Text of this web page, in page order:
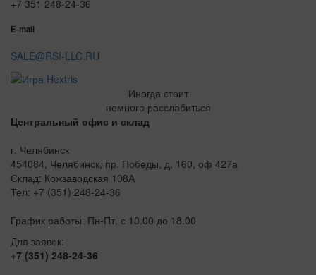
+7 351 248-24-36
E-mail
SALE@RSI-LLC.RU
Иногда стоит
немного расслабиться
Центральный офис и склад
г. Челябинск
454084, Челябинск, пр. Победы, д. 160, оф 427а
Склад: Кожзаводская 108А
Тел: +7 (351) 248-24-36
График работы: Пн-Пт, с 10.00 до 18.00
Для заявок:
+7 (351) 248-24-36